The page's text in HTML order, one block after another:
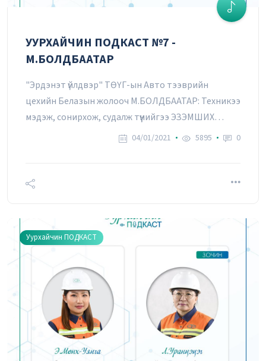
УУРХАЙЧИН ПОДКАСТ №7 -
М.БОЛДБААТАР
"Эрдэнэт үйлдвэр" ТӨҮГ-ын Авто тээврийн
цехийн Белазын жолооч М.БОЛДБААТАР: Техникээ
мэдэж, сонирхож, судалж түүнийгээ ЭЗЭМШИХ
04/01/2021 5895 0
Уурхайчин ПОДКАСТ